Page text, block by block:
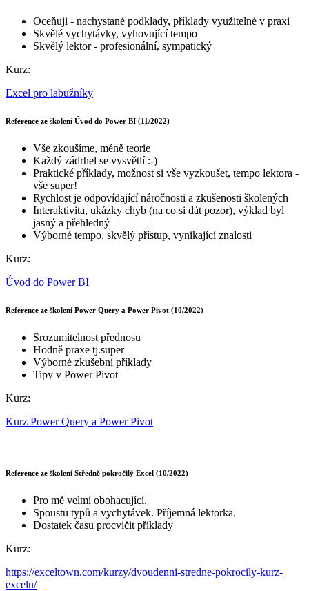
Oceňuji - nachystané podklady, příklady využitelné v praxi
Skvělé vychytávky, vyhovující tempo
Skvělý lektor - profesionální, sympatický
Kurz:
Excel pro labužníky
Reference ze školení Úvod do Power BI (11/2022)
Vše zkoušíme, méně teorie
Každý zádrhel se vysvětlí :-)
Praktické příklady, možnost si vše vyzkoušet, tempo lektora -
vše super!
Rychlost je odpovídající náročnosti a zkušenosti školených
Interaktivita, ukázky chyb (na co si dát pozor), výklad byl
jasný a přehledný
Výborné tempo, skvělý přístup, vynikající znalosti
Kurz:
Úvod do Power BI
Reference ze školení Power Query a Power Pivot (10/2022)
Srozumitelnost přednosu
Hodně praxe tj.super
Výborné zkušební příklady
Tipy v Power Pivot
Kurz:
Kurz Power Query a Power Pivot
Reference ze školení Středně pokročilý Excel (10/2022)
Pro mě velmi obohacující.
Spoustu typů a vychytávek. Příjemná lektorka.
Dostatek času procvičit příklady
Kurz:
https://exceltown.com/kurzy/dvoudenni-stredne-pokrocily-kurz-
excelu/